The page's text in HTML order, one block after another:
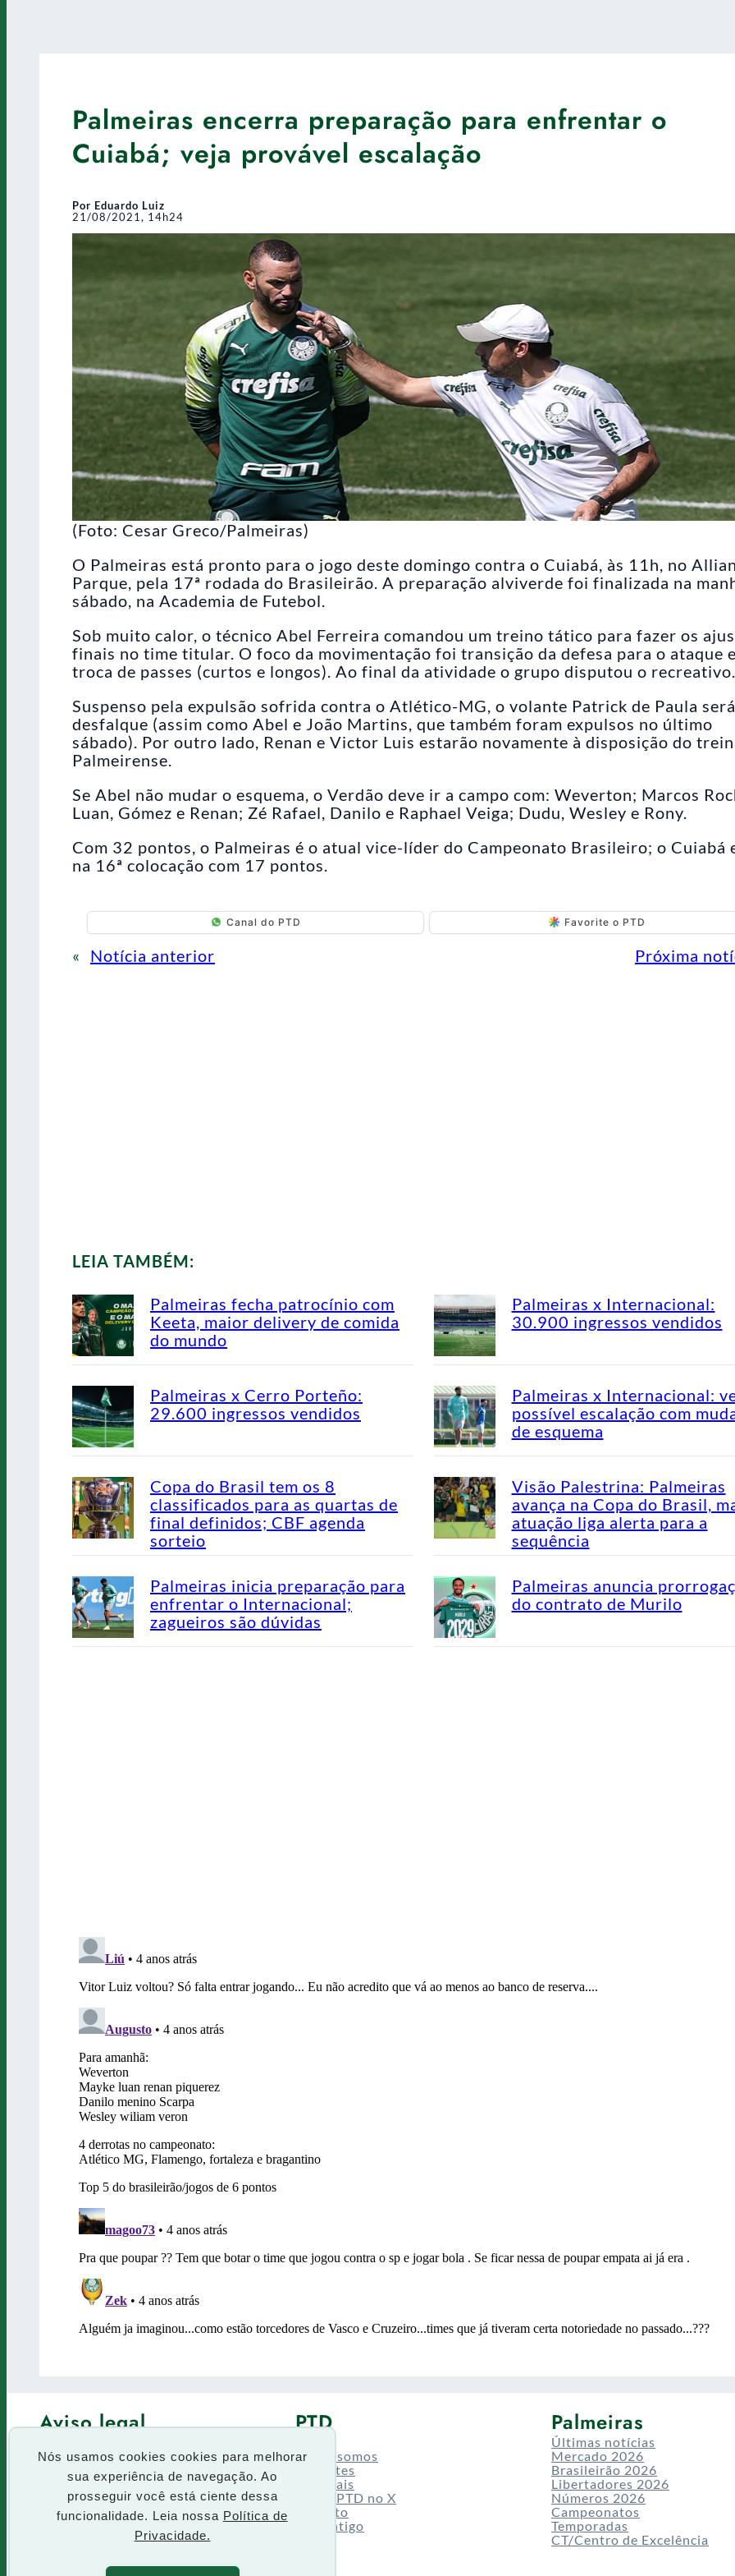
Nós usamos cookies cookies para melhorar
sua experiência de navegação. Ao
prosseguir você está ciente dessa
funcionalidade. Leia nossa Política de
Privacidade.
Palmeiras encerra preparação para enfrentar o
Cuiabá; veja provável escalação
Por Eduardo Luiz
21/08/2021, 14h24
(Foto: Cesar Greco/Palmeiras)
O Palmeiras está pronto para o jogo deste domingo contra o Cuiabá, às 11h, no
Parque, pela 17ª rodada do Brasileirão. A preparação alviverde foi finalizada na
sábado, na Academia de Futebol.
Sob muito calor, o técnico Abel Ferreira comandou um treino tático para fazer os
finais no time titular. O foco da movimentação foi transição da defesa para o ataque e
troca de passes (curtos e longos). Ao final da atividade o grupo disputou o recreativo.
Suspenso pela expulsão sofrida contra o Atlético-MG, o volante Patrick de Paula será
desfalque (assim como Abel e João Martins, que também foram expulsos no último
sábado). Por outro lado, Renan e Victor Luis estarão novamente à disposição do
Palmeirense.
Se Abel não mudar o esquema, o Verdão deve ir a campo com: Weverton; Marcos
Luan, Gómez e Renan; Zé Rafael, Danilo e Raphael Veiga; Dudu, Wesley e Rony.
Com 32 pontos, o Palmeiras é o atual vice-líder do Campeonato Brasileiro; o Cuiabá
na 16ª colocação com 17 pontos.
Canal do PTD Favorite o PTD
« Notícia anterior Próxima
LEIA TAMBÉM:
Palmeiras fecha patrocínio com
Keeta, maior delivery de comida
do mundo
Palmeiras x Internacional:
30.900 ingressos vendidos
Palmeiras x Cerro Porteño:
29.600 ingressos vendidos
Palmeiras x Internacional:
possível escalação com
de esquema
Copa do Brasil tem os 8
classificados para as quartas de
final definidos; CBF agenda
sorteio
Visão Palestrina: Palmeiras
avança na Copa do Brasil,
atuação liga alerta para a
sequência
Palmeiras inicia preparação para
enfrentar o Internacional;
zagueiros são dúvidas
Palmeiras anuncia
do contrato de Murilo
Aviso legal
Termos de uso
PTD
Quem somos
Enquetes
Especiais
Siga o PTD no X
Contato
Site antigo
Palmeiras
Últimas notícias
Mercado 2026
Brasileirão 2026
Libertadores 2026
Números 2026
Campeonatos
Temporadas
CT/Centro de Excelência